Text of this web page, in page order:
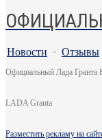
Новости · Отзывы
Официальный Лада Гранта
LADA Granta
Разместить рекламу на